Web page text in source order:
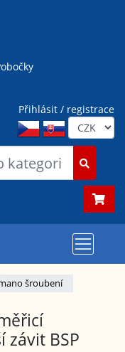
Přihlásit / registrace
šroubení
závit BSP